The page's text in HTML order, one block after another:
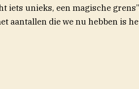
iets unieks, een magische
aantallen die we nu hebben is